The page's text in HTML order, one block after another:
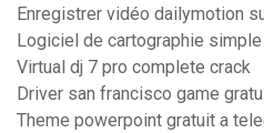
Enregistrer vidéo dailymotion
Logiciel de cartographie
Virtual dj 7 pro complete crack
Driver san francisco game
Theme powerpoint gratuit a